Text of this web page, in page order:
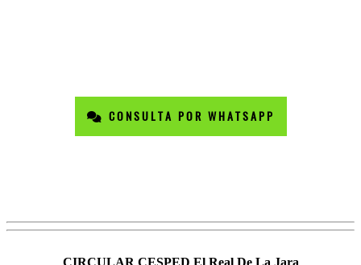
CONSULTA POR WHATSAPP